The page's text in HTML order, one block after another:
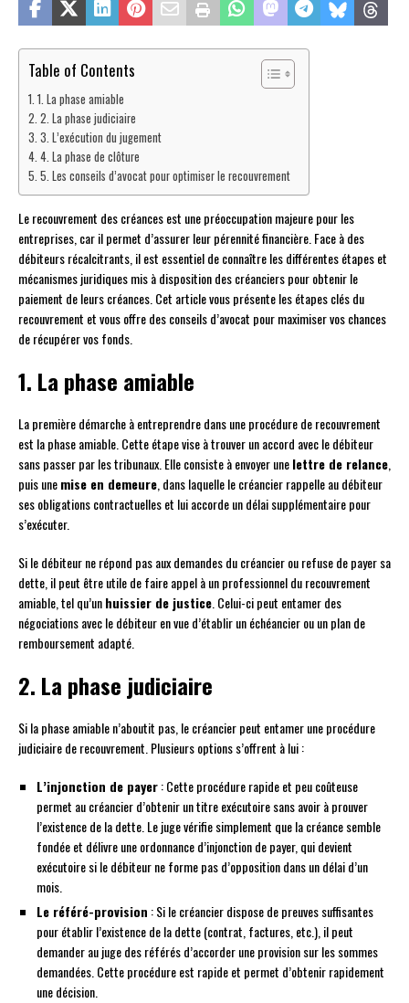
Table of Contents
1. La phase amiable
2. La phase judiciaire
3. L’exécution du jugement
4. La phase de clôture
5. Les conseils d’avocat pour optimiser le recouvrement
Le recouvrement des créances est une préoccupation majeure pour les
entreprises, car il permet d’assurer leur pérennité financière. Face à des
débiteurs récalcitrants, il est essentiel de connaître les différentes étapes et
mécanismes juridiques mis à disposition des créanciers pour obtenir le
paiement de leurs créances. Cet article vous présente les étapes clés du
recouvrement et vous offre des conseils d’avocat pour maximiser vos chances
de récupérer vos fonds.
1. La phase amiable
La première démarche à entreprendre dans une procédure de recouvrement
est la phase amiable. Cette étape vise à trouver un accord avec le débiteur
sans passer par les tribunaux. Elle consiste à envoyer unelettre de relance,
puis unemise en demeure, dans laquelle le créancier rappelle au débiteur
ses obligations contractuelles et lui accorde un délai supplémentaire pour
s’exécuter.
Si le débiteur ne répond pas aux demandes du créancier ou refuse de payer sa
dette, il peut être utile de faire appel à un professionnel du recouvrement
amiable, tel qu’unhuissier de justice. Celui-ci peut entamer des
négociations avec le débiteur en vue d’établir un échéancier ou un plan de
remboursement adapté.
2. La phase judiciaire
Si la phase amiable n’aboutit pas, le créancier peut entamer une procédure
judiciaire de recouvrement. Plusieurs options s’offrent à lui :
L’injonction de payer: Cette procédure rapide et peu coûteuse
permet au créancier d’obtenir un titre exécutoire sans avoir à prouver
l’existence de la dette. Le juge vérifie simplement que la créance semble
fondée et délivre une ordonnance d’injonction de payer, qui devient
exécutoire si le débiteur ne forme pas d’opposition dans un délai d’un
mois.
Le référé-provision : Si le créancier dispose de preuves suffisantes
pour établir l’existence de la dette (contrat, factures, etc.), il peut
demander au juge des référés d’accorder une provision sur les sommes
demandées. Cette procédure est rapide et permet d’obtenir rapidement
une décision.